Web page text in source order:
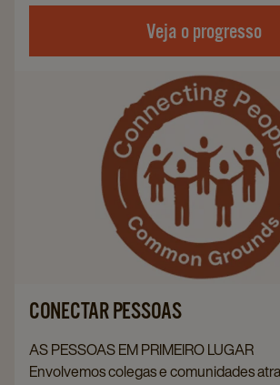
Veja o progresso
CONECTAR PESSOAS
AS PESSOAS EM PRIMEIRO LUGAR
Envolvemos colegas e comunidades